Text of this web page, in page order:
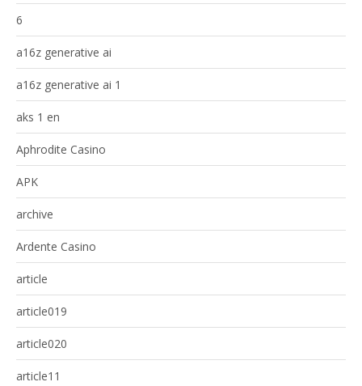
6
a16z generative ai
a16z generative ai 1
aks 1 en
Aphrodite Casino
APK
archive
Ardente Casino
article
article019
article020
article11